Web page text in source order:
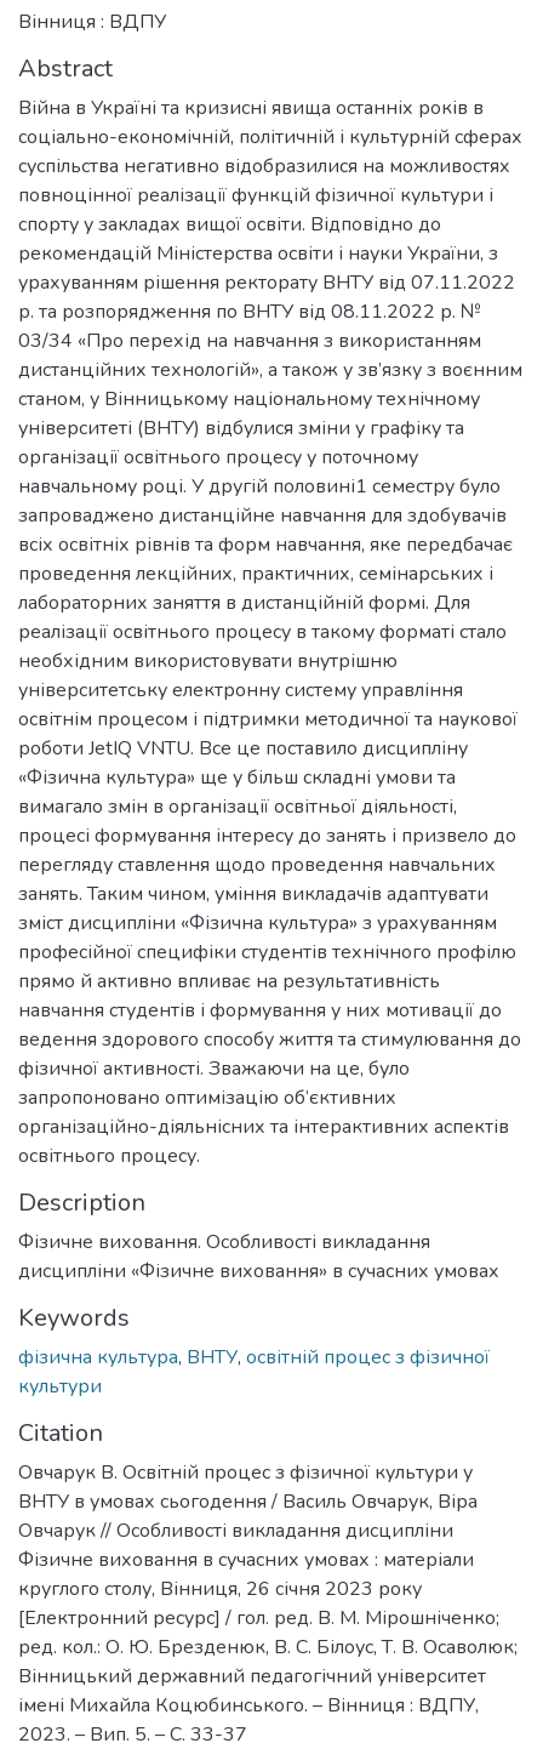
Вінниця : ВДПУ
Abstract
Війна в Україні та кризисні явища останніх років в
соціально-економічній, політичній і культурній сферах
суспільства негативно відобразилися на можливостях
повноцінної реалізації функцій фізичної культури і
спорту у закладах вищої освіти. Відповідно до
рекомендацій Міністерства освіти і науки України, з
урахуванням рішення ректорату ВНТУ від 07.11.2022
р. та розпорядження по ВНТУ від 08.11.2022 р. №
03/34 «Про перехід на навчання з використанням
дистанційних технологій», а також у зв’язку з воєнним
станом, у Вінницькому національному технічному
університеті (ВНТУ) відбулися зміни у графіку та
організації освітнього процесу у поточному
навчальному році. У другій половині1 семестру було
запроваджено дистанційне навчання для здобувачів
всіх освітніх рівнів та форм навчання, яке передбачає
проведення лекційних, практичних, семінарських і
лабораторних заняття в дистанційній формі. Для
реалізації освітнього процесу в такому форматі стало
необхідним використовувати внутрішню
університетську електронну систему управління
освітнім процесом і підтримки методичної та наукової
роботи JetIQ VNTU. Все це поставило дисципліну
«Фізична культура» ще у більш складні умови та
вимагало змін в організації освітньої діяльності,
процесі формування інтересу до занять і призвело до
перегляду ставлення щодо проведення навчальних
занять. Таким чином, уміння викладачів адаптувати
зміст дисципліни «Фізична культура» з урахуванням
професійної специфіки студентів технічного профілю
прямо й активно впливає на результативність
навчання студентів і формування у них мотивації до
ведення здорового способу життя та стимулювання до
фізичної активності. Зважаючи на це, було
запропоновано оптимізацію об’єктивних
організаційно-діяльнісних та інтерактивних аспектів
освітнього процесу.
Description
Фізичне виховання. Особливості викладання
дисципліни «Фізичне виховання» в сучасних умовах
Keywords
фізична культура, ВНТУ, освітній процес з фізичної
культури
Citation
Овчарук В. Освітній процес з фізичної культури у
ВНТУ в умовах сьогодення / Василь Овчарук, Віра
Овчарук // Особливості викладання дисципліни
Фізичне виховання в сучасних умовах : матеріали
круглого столу, Вінниця, 26 січня 2023 року
[Електронний ресурс] / гол. ред. В. М. Мірошніченко;
ред. кол.: О. Ю. Брезденюк, В. С. Білоус, Т. В. Осаволюк;
Вінницький державний педагогічний університет
імені Михайла Коцюбинського. – Вінниця : ВДПУ,
2023. – Вип. 5. – С. 33-37